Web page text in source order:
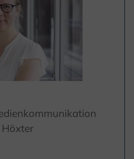
Höxter